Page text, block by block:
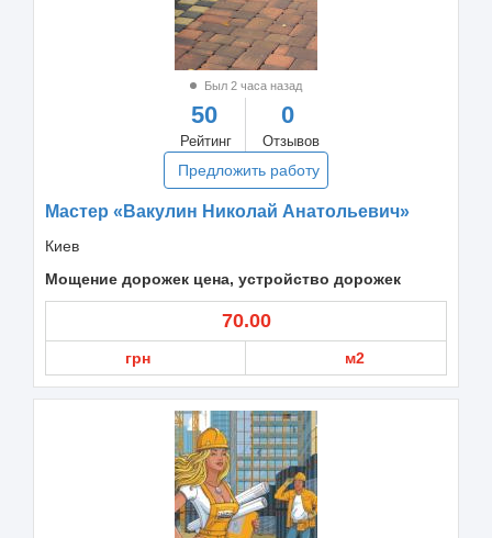
Был 2 часа назад
50
Рейтинг
0
Отзывов
Предложить работу
Мастер «Вакулин Николай Анатольевич»
Киев
Мощение дорожек цена, устройство дорожек
70.00
грн м2